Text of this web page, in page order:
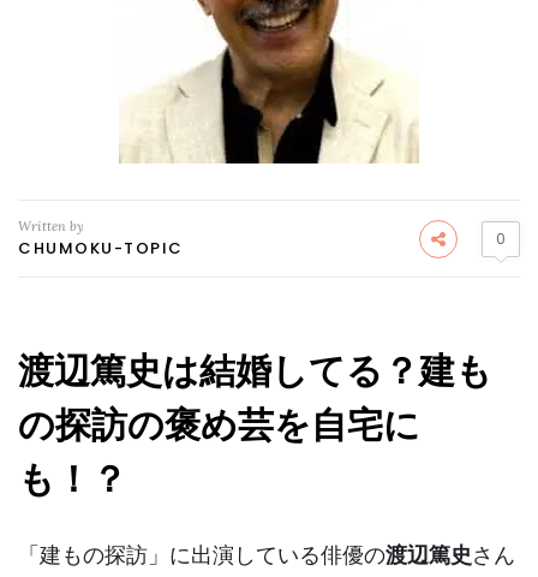
Written by
CHUMOKU-TOPIC 0
渡辺篤史は結婚してる？建も
の探訪の褒め芸を自宅に
も！？
「建もの探訪」に出演している俳優の渡辺篤史さん